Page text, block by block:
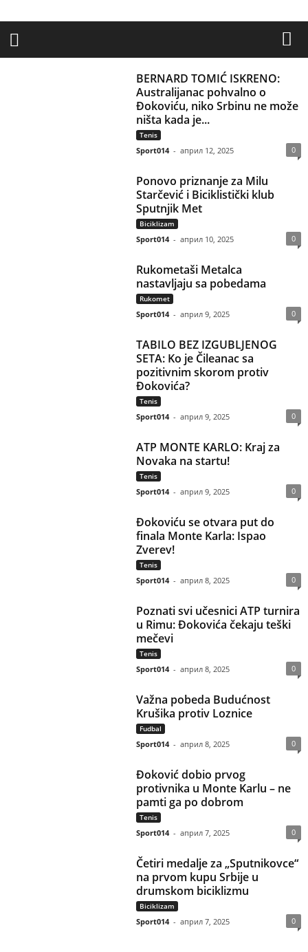
BERNARD TOMIĆ ISKRENO:
Australijanac pohvalno o
Đokoviću, niko Srbinu ne može
ništa kada je...
Tenis
Sport014 - април 12, 2025 0
Ponovo priznanje za Milu
Starčević i Biciklistički klub
Sputnjik Met
Biciklizam
Sport014 - април 10, 2025 0
Rukometaši Metalca
nastavljaju sa pobedama
Rukomet
Sport014 - април 9, 2025 0
TABILO BEZ IZGUBLJENOG
SETA: Ko je Čileanac sa
pozitivnim skorom protiv
Đokovića?
Tenis
Sport014 - април 9, 2025 0
ATP MONTE KARLO: Kraj za
Novaka na startu!
Tenis
Sport014 - април 9, 2025 0
Đokoviću se otvara put do
finala Monte Karla: Ispao
Zverev!
Tenis
Sport014 - април 8, 2025 0
Poznati svi učesnici ATP turnira
u Rimu: Đokovića čekaju teški
mečevi
Tenis
Sport014 - април 8, 2025 0
Važna pobeda Budućnost
Krušika protiv Loznice
Fudbal
Sport014 - април 8, 2025 0
Đoković dobio prvog
protivnika u Monte Karlu – ne
pamti ga po dobrom
Tenis
Sport014 - април 7, 2025 0
Četiri medalje za „Sputnikovce“
na prvom kupu Srbije u
drumskom biciklizmu
Biciklizam
Sport014 - април 7, 2025 0